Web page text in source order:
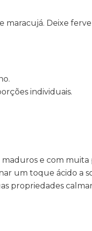
Deixe
individuais.
maduros e com muita
um toque ácido a
propriedades